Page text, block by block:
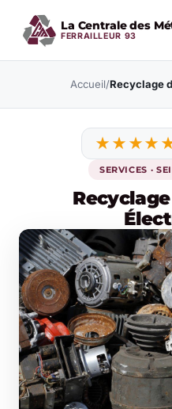
La Centrale des
FERRAILLEUR 93
Accueil/Recyclage
SERVICES ·